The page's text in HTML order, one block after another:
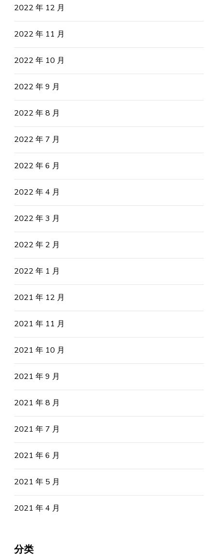
2022 年 12 月
2022 年 11 月
2022 年 10 月
2022 年 9 月
2022 年 8 月
2022 年 7 月
2022 年 6 月
2022 年 4 月
2022 年 3 月
2022 年 2 月
2022 年 1 月
2021 年 12 月
2021 年 11 月
2021 年 10 月
2021 年 9 月
2021 年 8 月
2021 年 7 月
2021 年 6 月
2021 年 5 月
2021 年 4 月
分类